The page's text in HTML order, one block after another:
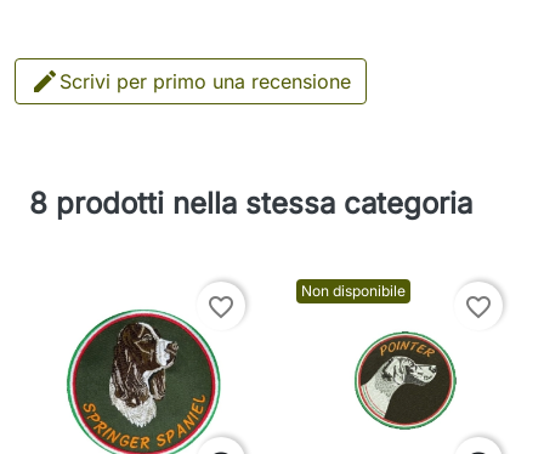
 Scrivi per primo una recensione
8 prodotti nella stessa categoria
favorite_border
Non disponibile
favorite_border